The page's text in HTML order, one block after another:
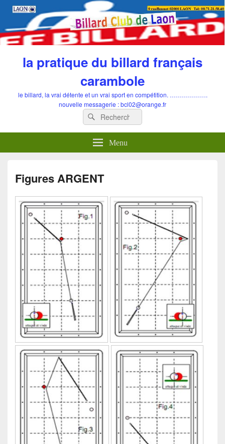
la pratique du billard français
carambole
le billard, la vrai détente et un vrai sport en compétition. ……………….
nouvelle messagerie : bcl02@orange.fr
Rechercher :
Recherche
Menu
Figures ARGENT